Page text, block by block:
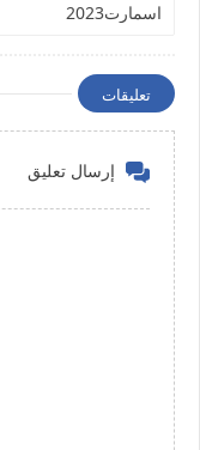
اسمارت2023
تعليقات
إرسال تعليق